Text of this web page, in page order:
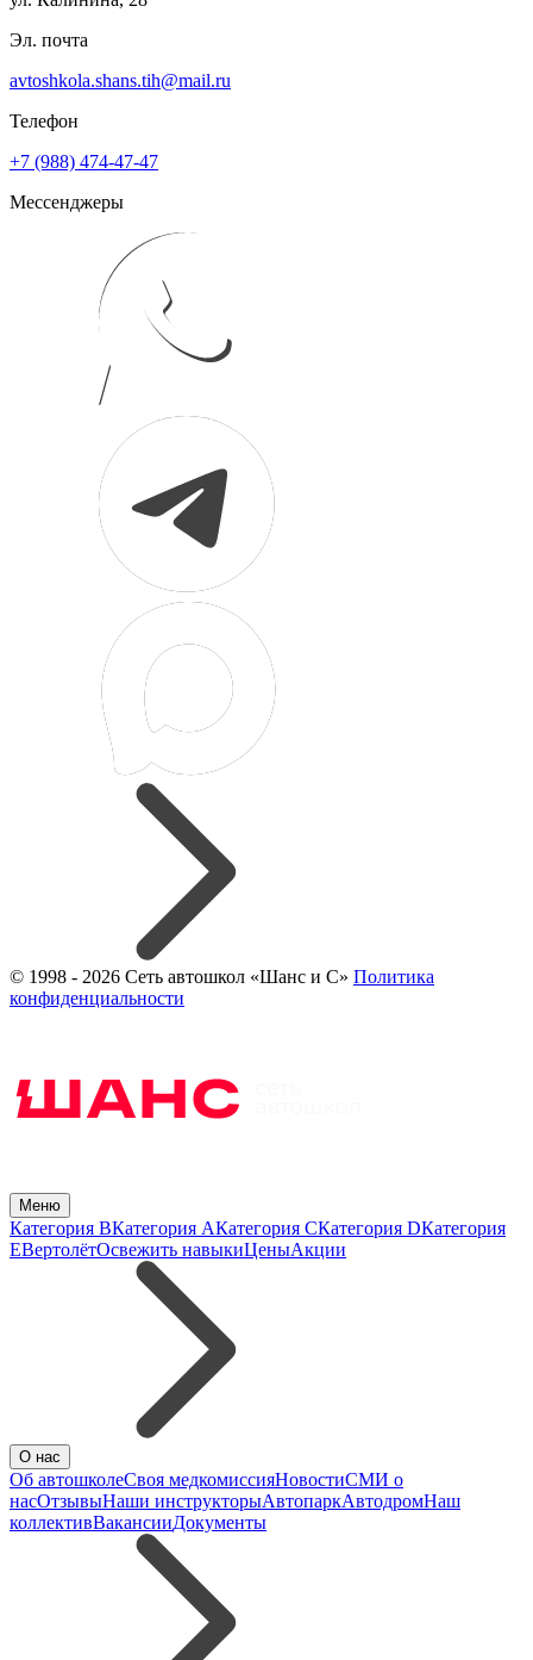
Эл. почта
avtoshkola.shans.tih@mail.ru
Телефон
+7 (988) 474-47-47
Мессенджеры
© 1998 - 2026 Сеть автошкол «Шанс и С» Политика
конфиденциальности
Меню
Категория BКатегория AКатегория CКатегория DКатегория
EВертолётОсвежить навыкиЦеныАкции
О нас
Об автошколеСвоя медкомиссияНовостиСМИ о
насОтзывыНаши инструкторыАвтопаркАвтодромНаш
коллективВакансииДокументы